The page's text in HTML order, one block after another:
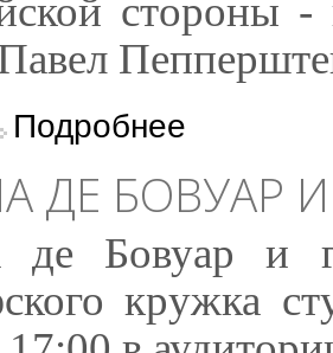
стороны -
Подробнее
ДЕ БОВУАР
де Бовуар и
кружка